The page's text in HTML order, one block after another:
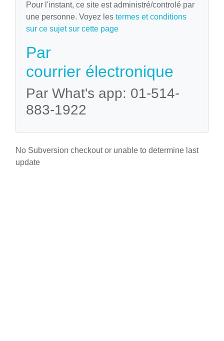
Pour l'instant, ce site est administré/controlé par
une personne. Voyez les termes et conditions
sur ce sujet sur cette page
Par
courrier électronique
Par What's app: 01-514-
883-1922
No Subversion checkout or unable to determine last
update